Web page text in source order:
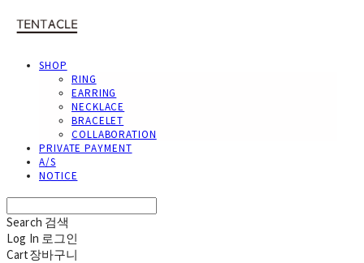
SHOP
RING
EARRING
NECKLACE
BRACELET
COLLABORATION
PRIVATE PAYMENT
A/S
NOTICE
Search 검색
Log In 로그인
Cart장바구니